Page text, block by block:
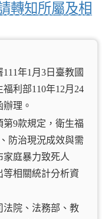
轉知所屬及相
年1月3日臺教國
利部110年12月24
辦理。
9款規定，衛生福
防治現況成效與需
庭暴力致死人
相關統計分析資
法院、法務部、教